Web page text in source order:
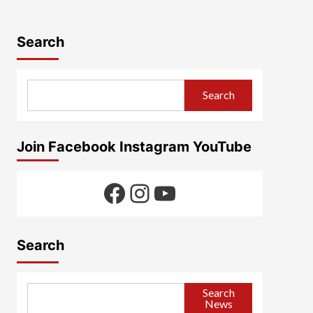
Search
Search
Join Facebook Instagram YouTube
Facebook
Instagram
YouTube
Search
Search
News